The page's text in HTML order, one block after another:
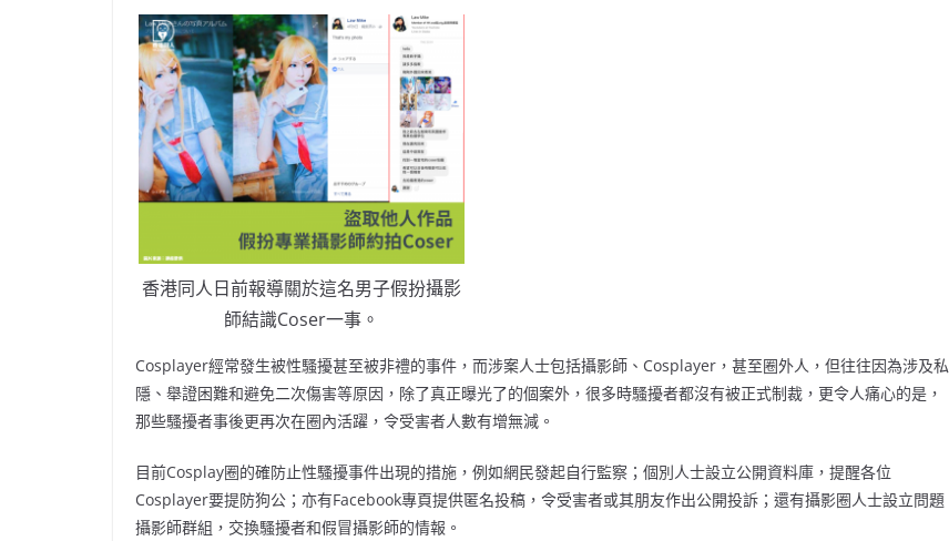
香港同人日前報導關於這名男子假扮攝影
師結識Coser一事。
Cosplayer經常發生被性騷擾甚至被非禮的事件，而涉案人士包括攝影師、Cosplayer，甚至圈外人，但往往因為涉及私
隱、舉證困難和避免二次傷害等原因，除了真正曝光了的個案外，很多時騷擾者都沒有被正式制裁，更令人痛心的是，
那些騷擾者事後更再次在圈內活躍，令受害者人數有增無減。
目前Cosplay圈的確防止性騷擾事件出現的措施，例如網民發起自行監察；個別人士設立公開資料庫，提醒各位
Cosplayer要提防狗公；亦有Facebook專頁提供匿名投稿，令受害者或其朋友作出公開投訴；還有攝影圈人士設立問題
攝影師群組，交換騷擾者和假冒攝影師的情報。